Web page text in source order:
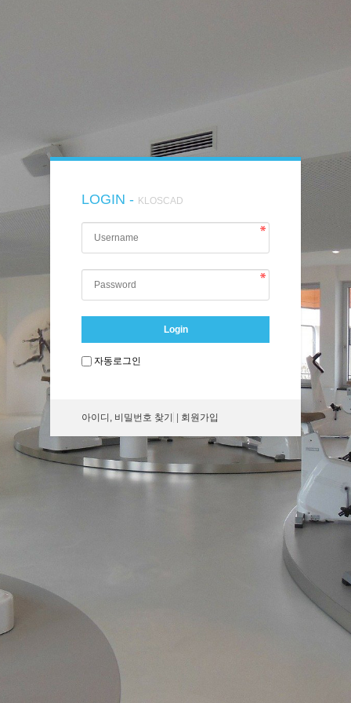
LOGIN - KLOSCAD
Login
자동로그인
아이디, 비밀번호 찾기 회원가입